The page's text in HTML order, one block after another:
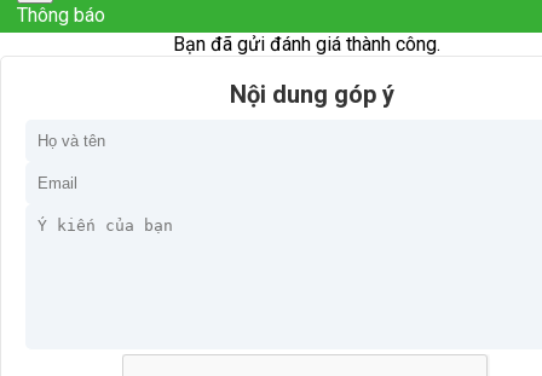
Thông báo
Bạn đã gửi đánh giá thành công.
Nội dung góp ý